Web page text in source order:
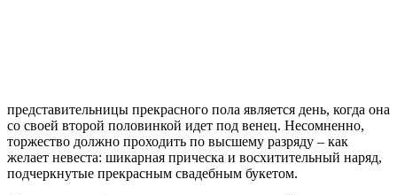
представительницы прекрасного пола является день, когда она
со своей второй половинкой идет под венец. Несомненно,
торжество должно проходить по высшему разряду – как
желает невеста: шикарная прическа и восхитительный наряд,
подчеркнутые прекрасным свадебным букетом.